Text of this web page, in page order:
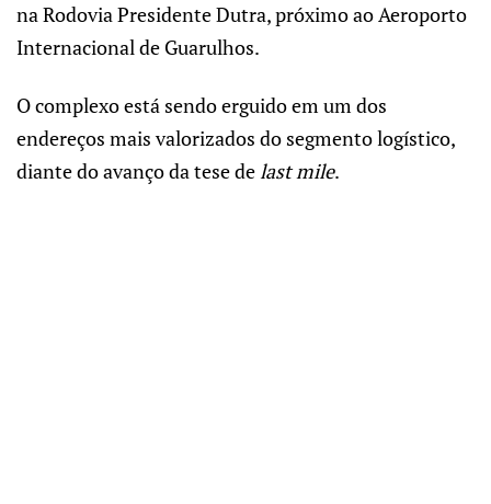
na Rodovia Presidente Dutra, próximo ao Aeroporto
Internacional de Guarulhos.
O complexo está sendo erguido em um dos
endereços mais valorizados do segmento logístico,
diante do avanço da tese de last mile.